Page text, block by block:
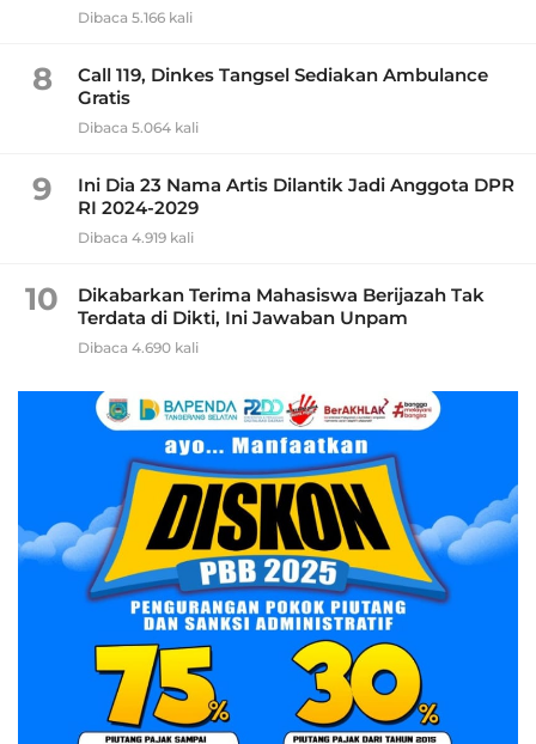
Dibaca 5.166 kali
8
Call 119, Dinkes Tangsel Sediakan Ambulance
Gratis
Dibaca 5.064 kali
9
Ini Dia 23 Nama Artis Dilantik Jadi Anggota DPR
RI 2024-2029
Dibaca 4.919 kali
10
Dikabarkan Terima Mahasiswa Berijazah Tak
Terdata di Dikti, Ini Jawaban Unpam
Dibaca 4.690 kali